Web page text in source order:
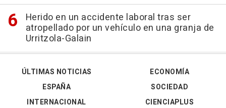
Herido en un accidente laboral tras ser
atropellado por un vehículo en una granja de
Urritzola-Galain
ÚLTIMAS NOTICIAS
ESPAÑA
INTERNACIONAL
ECONOMÍA
SOCIEDAD
CIENCIAPLUS